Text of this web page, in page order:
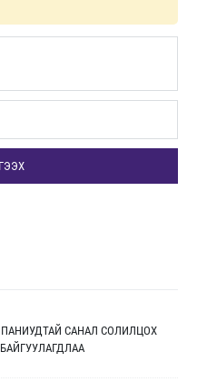
САНАЛ СОЛИЛЦОХ